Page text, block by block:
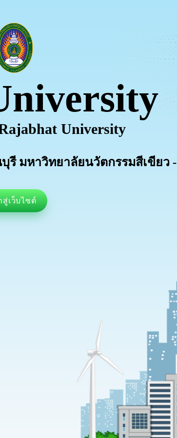
University
มหาวิทยาลัยนวัตกรรมสีเขียว -
สู่เว็บไซต์